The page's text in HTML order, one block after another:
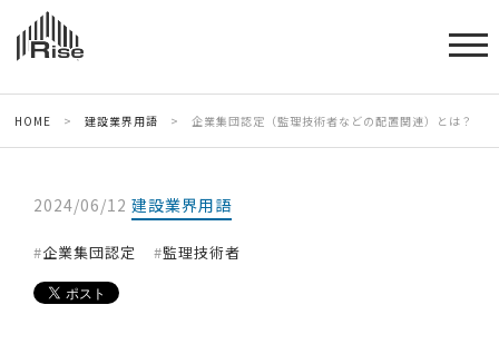
HOME > 建設業界用語 > 企業集団認定（監理技術者などの配置関連）とは？
2024/06/12 建設業界用語
企業集団認定 監理技術者